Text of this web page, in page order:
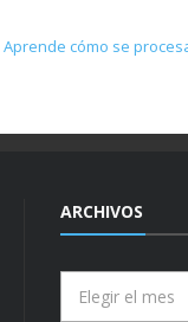
Aprende cómo se
ARCHIVOS